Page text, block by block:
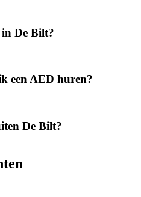
De Bilt?
een AED huren?
De Bilt?